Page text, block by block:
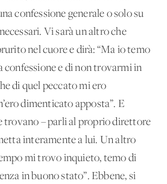
confessione generale o solo su
Vi sarà un altro che
nel cuore e dirà: “Ma io temo
confessione e di non trovarmi in
di quel peccato mi ero
dimenticato apposta”. E
trovano – parli al proprio direttore
interamente a lui. Un altro
mi trovo inquieto, temo di
in buono stato”. Ebbene, si